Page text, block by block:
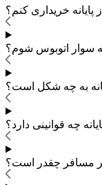
پایانه خریداری کنم؟
سوار اتوبوس شوم؟
به چه شکل است؟
چه قوانینی دارد؟
مسافر چقدر است؟